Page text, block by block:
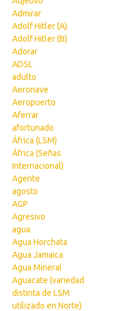
Admirar
Adolf Hitler (A)
Adolf Hitler (B)
Adorar
ADSL
adulto
Aeronave
Aeropuerto
Aferrar
afortunado
África (LSM)
África (Señas
Internacional)
Agente
agosto
AGP
Agresivo
agua
Agua Horchata
Agua Jamaica
Agua Mineral
Aguacate (variedad
distinta de LSM
utilizado en Norte)